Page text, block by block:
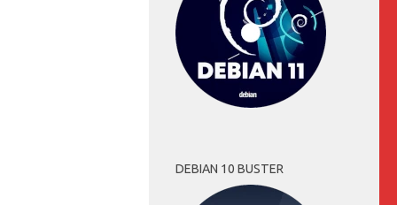
DEBIAN 10 BUSTER